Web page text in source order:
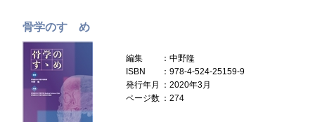
骨学のすゝめ
編集
：中野隆
ISBN
：978-4-524-25159-9
発行年月
：2020年3月
ページ数 ：274